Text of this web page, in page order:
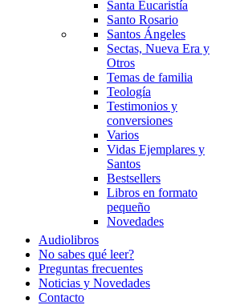
Santa Eucaristía
Santo Rosario
Santos Ángeles
Sectas, Nueva Era y
Otros
Temas de familia
Teología
Testimonios y
conversiones
Varios
Vidas Ejemplares y
Santos
Bestsellers
Libros en formato
pequeño
Novedades
Audiolibros
No sabes qué leer?
Preguntas frecuentes
Noticias y Novedades
Contacto